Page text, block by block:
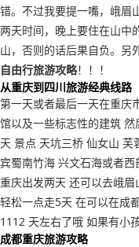
错。不过我要提一嘴，峨眉
两天时间，晚上要住在山中
山，否则的话后果自负。另
自由行旅游攻略！！！
从重庆到四川旅游经典线路
第一天或者最后一天在重庆
馆以及一些标志性的建筑
天 景点 天坑三桥 仙女山
宾蜀南竹海 兴文石海或者
重庆出发两天 还可以去峨
轻松一点走5天 在可以在成
1112 天左右了哦 如果有小
成都重庆旅游攻略